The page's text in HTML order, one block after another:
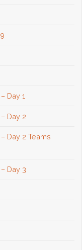
Day 1
Day 2
Day 2 Teams
Day 3